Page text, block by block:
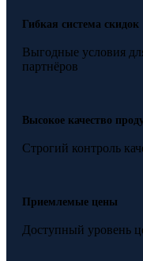
Гибкая система скидок
Выгодные условия
партнёров
Высокое качество
Строгий контроль
Приемлемые цены
Доступный уровень